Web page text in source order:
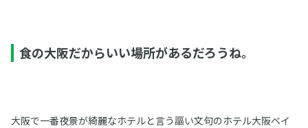
食の大阪だからいい場所があるだろうね。
大阪で一番夜景が綺麗なホテルと言う謳い文句のホテル大阪ベイ